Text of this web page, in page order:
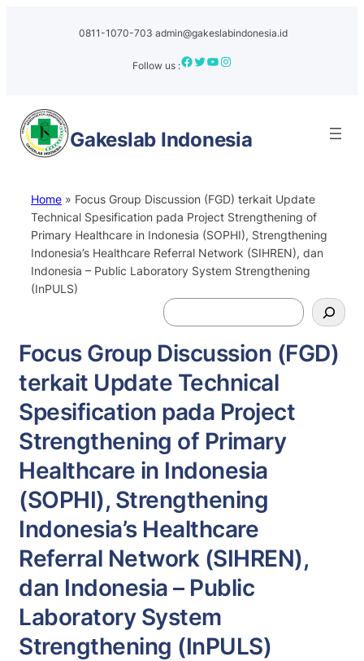
0811-1070-703 admin@gakeslabindonesia.id
Follow us :Facebook Twitter YouTube Instagram
Gakeslab Indonesia
Home » Focus Group Discussion (FGD) terkait Update
Technical Spesification pada Project Strengthening of
Primary Healthcare in Indonesia (SOPHI), Strengthening
Indonesia’s Healthcare Referral Network (SIHREN), dan
Indonesia – Public Laboratory System Strengthening
(InPULS)
S
e
a
r
c
h
Focus Group Discussion (FGD)
terkait Update Technical
Spesification pada Project
Strengthening of Primary
Healthcare in Indonesia
(SOPHI), Strengthening
Indonesia’s Healthcare
Referral Network (SIHREN),
dan Indonesia – Public
Laboratory System
Strengthening (InPULS)